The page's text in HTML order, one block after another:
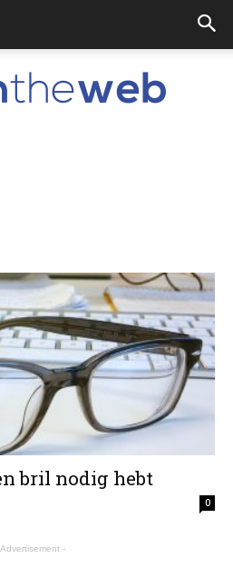
bril nodig hebt
0
-